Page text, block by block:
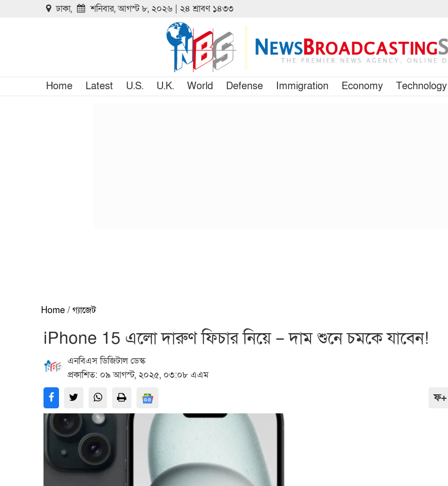
ঢাকা, শনিবার, আগস্ট ৮, ২০২৬ | ২৪ শ্রাবণ ১৪৩৩
Home Latest U.S. U.K. World Defense Immigration Economy Technology
Home / গ্যাজেট
iPhone 15 এলো দারুণ ফিচার নিয়ে – দাম শুনে চমকে যাবেন!
এনবিএস ডিজিটাল ডেস্ক
প্রকাশিত: ০৯ আগস্ট, ২০২৫, ০৩:০৮ এএম
ফ+